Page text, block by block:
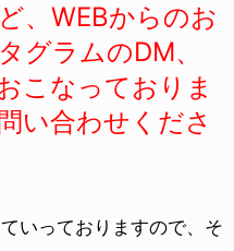
、WEBからのお
グラムのDM、
こなっておりま
い合わせくださ
いっておりますので、そ